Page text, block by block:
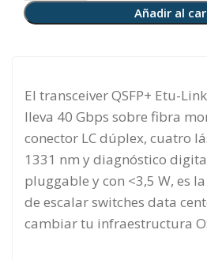
Añadir al
El transceiver QSFP+ Etu-
lleva 40 Gbps sobre fibra
conector LC dúplex, cuatro
1331 nm y diagnóstico
pluggable y con <3,5 W, es
de escalar switches data
cambiar tu infraestructura